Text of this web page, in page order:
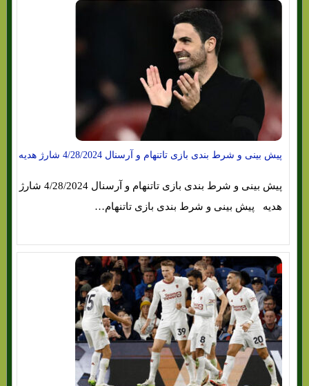
پیش بینی و شرط بندی بازی تاتنهام و آرسنال 4/28/2024 شارژ هدیه
پیش بینی و شرط بندی بازی تاتنهام و آرسنال 4/28/2024 شارژ
هدیه پیش بینی و شرط بندی بازی تاتنهام…